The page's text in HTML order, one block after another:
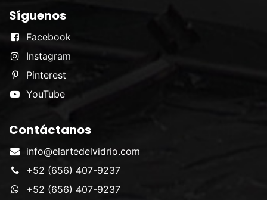
Síguenos
Facebook
Instagram
Pinterest
YouTube
Contáctanos
info@elartedelvidrio.com
+52 (656) 407-9237
+52 (656) 407-9237